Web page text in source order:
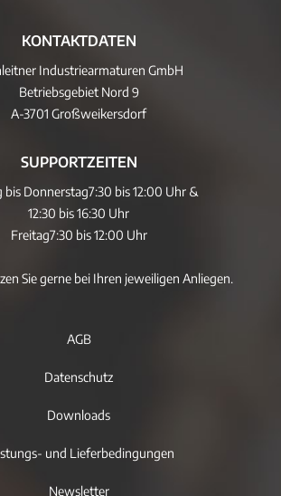
KONTAKTDATEN
Industriearmaturen GmbH
Betriebsgebiet Nord 9
A-3701 Großweikersdorf
SUPPORTZEITEN
bis Donnerstag7:30 bis 12:00 Uhr &
12:30 bis 16:30 Uhr
Freitag7:30 bis 12:00 Uhr
Sie gerne bei Ihren jeweiligen Anliegen.
AGB
Datenschutz
Downloads
und Lieferbedingungen
Newsletter